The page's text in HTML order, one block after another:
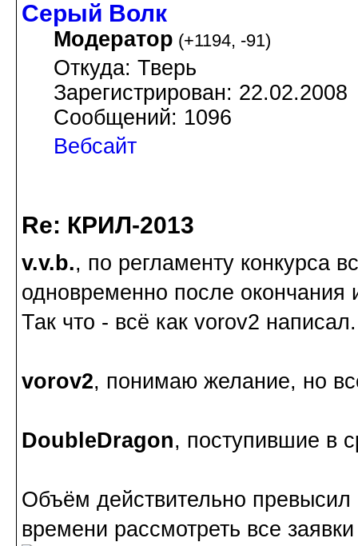
Серый Волк
Модератор (+1194, -91)
Откуда: Тверь
Зарегистрирован: 22.02.2008
Сообщений: 1096
Вебсайт
Re: КРИЛ-2013
v.v.b., по регламенту конкурса
одновременно после окончания
Так что - всё как vorov2 написал.
vorov2, понимаю желание, но
DoubleDragon, поступившие в
Объём действительно
времени рассмотреть все